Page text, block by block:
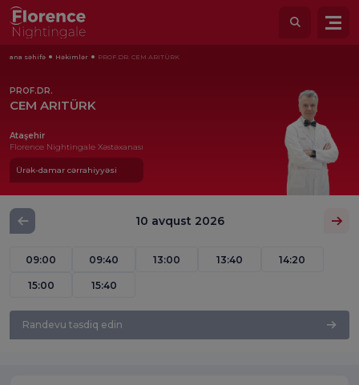
ana səhifə Həkimlər PROF.DR. CEM ARITÜRK
PROF.DR.
CEM ARITÜRK
Ataşehir
Florence Nightingale Xəstəxanası
Ürək-damar cərrahiyyəsi
10 avqust 2026
09:00 09:40 13:00 13:40 14:20
15:00 15:40
Randevu təsdiq edin